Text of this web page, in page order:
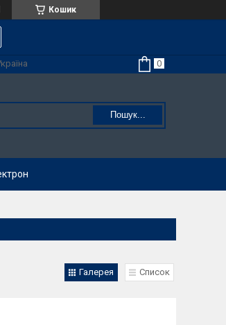
Кошик
Пошук...
Галерея Список